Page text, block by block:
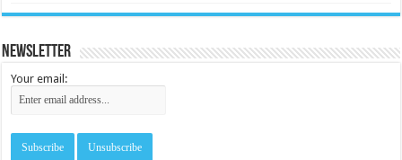
Newsletter
Your email: